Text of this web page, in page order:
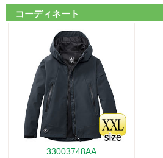
コーディネート
33003748AA